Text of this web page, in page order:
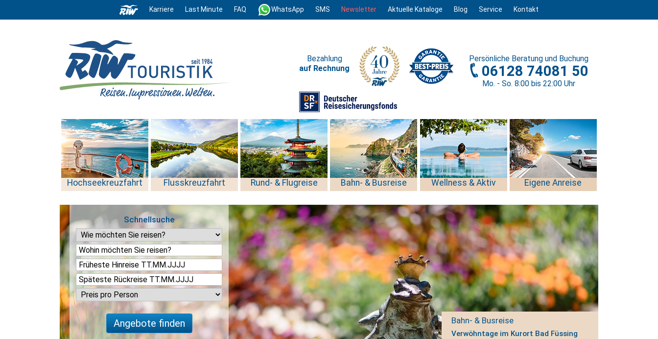
Karriere Last Minute FAQ WhatsApp SMS Newsletter Aktuelle Kataloge Blog Service Kontakt
Persönliche Beratung und Buchung
06128 74081 50
Mo. - So. 8:00 bis 22:00 Uhr
Bezahlung
auf Rechnung
Hochseekreuzfahrt Flusskreuzfahrt Rund- & Flugreise Bahn- & Busreise Wellness & Aktiv Eigene Anreise
Schnellsuche
Angebote finden Bahn- & Busreise
Verwöhntage im Kurort Bad Füssing